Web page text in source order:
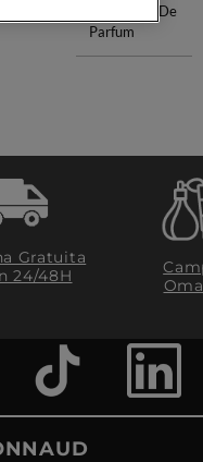
Of Me Eau De
Parfum
Gratuita
24/48H